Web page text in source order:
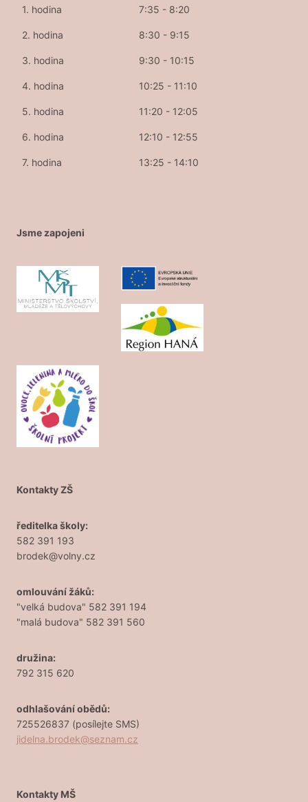
1. hodina 7:35 - 8:20
2. hodina 8:30 - 9:15
3. hodina 9:30 - 10:15
4. hodina 10:25 - 11:10
5. hodina 11:20 - 12:05
6. hodina 12:10 - 12:55
7. hodina 13:25 - 14:10
Jsme zapojeni
Kontakty ZŠ
ředitelka školy:
582 391 193
brodek@volny.cz
omlouvání žáků:
"velká budova" 582 391 194
"malá budova" 582 391 560
družina:
792 315 620
odhlašování obědů:
725526837 (posílejte SMS)
jidelna.brodek@seznam.cz
Kontakty MŠ